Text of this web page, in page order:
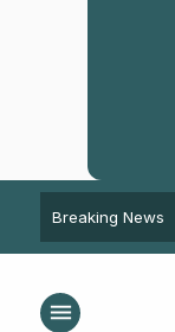
Breaking News
Dipastikan Hadir di
NU Pasuruan
menu